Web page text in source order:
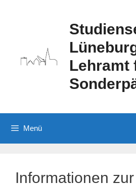
Lehramt
Menü
Informationen zur